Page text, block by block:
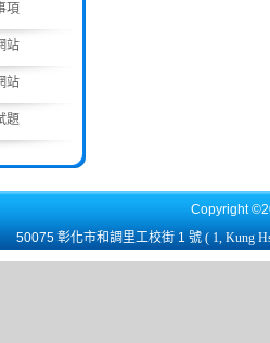
項
站
站
題
Copyright
50075 彰化市和調里工校街 1 號 ( 1, Kung